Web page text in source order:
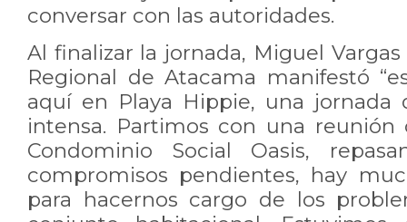
conversar con las autoridades.
Al finalizar la jornada, Miguel
Regional de Atacama manifestó
aquí en Playa Hippie, una jornada
intensa. Partimos con una reunión
Condominio Social Oasis,
compromisos pendientes, hay
para hacernos cargo de los